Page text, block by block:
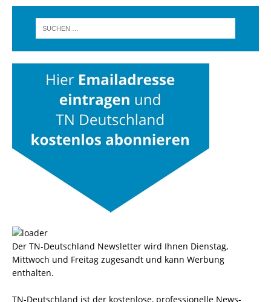
Der TN-Deutschland Newsletter wird Ihnen Dienstag,
Mittwoch und Freitag zugesandt und kann Werbung
enthalten.
TN-Deutschland ist der kostenlose, professionelle News-